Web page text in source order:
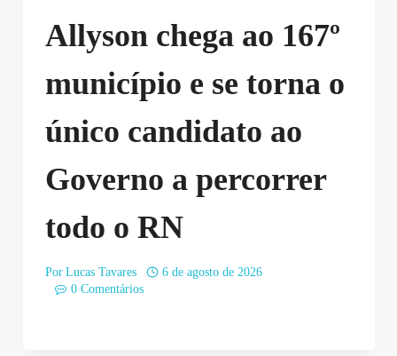
Allyson chega ao 167º
município e se torna o
único candidato ao
Governo a percorrer
todo o RN
Por Lucas Tavares
6 de agosto de 2026
0 Comentários